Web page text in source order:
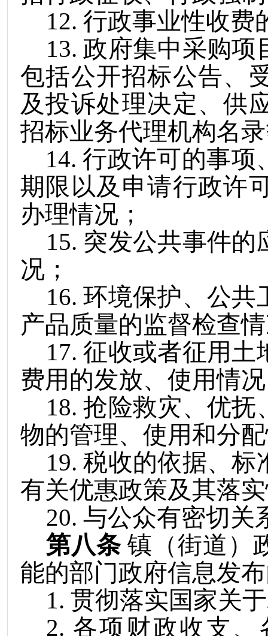
12. 行政事业性收费
13. 政府集中采购项
包括公开招标公告、
及投诉处理决定、供
招标业务代理机构名
14.行政许可的事项
期限以及申请行政许
办理情况；
15. 突发公共事件的
况；
16.环境保护、公共
产品质量的监督检查
17.征收或者征用土
费用的发放、使用情
18.抢险救灾、优抚
物的管理、使用和分
19.税收的依据、标
有关优惠政策及其落
20. 与公众有密切关
第八条 镇（街道）
能的部门政府信息发
1. 贯彻落实国家关
2. 各项财政收支